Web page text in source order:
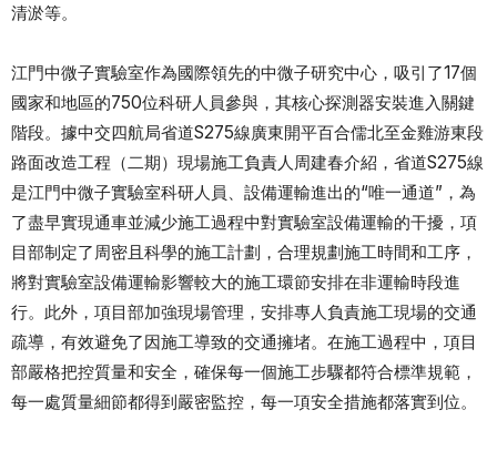
清淤等。
江門中微子實驗室作為國際領先的中微子研究中心，吸引了17個
國家和地區的750位科研人員參與，其核心探測器安裝進入關鍵
階段。據中交四航局省道S275線廣東開平百合儒北至金雞游東段
路面改造工程（二期）現場施工負責人周建春介紹，省道S275線
是江門中微子實驗室科研人員、設備運輸進出的“唯一通道”，為
了盡早實現通車並減少施工過程中對實驗室設備運輸的干擾，項
目部制定了周密且科學的施工計劃，合理規劃施工時間和工序，
將對實驗室設備運輸影響較大的施工環節安排在非運輸時段進
行。此外，項目部加強現場管理，安排專人負責施工現場的交通
疏導，有效避免了因施工導致的交通擁堵。在施工過程中，項目
部嚴格把控質量和安全，確保每一個施工步驟都符合標準規範，
每一處質量細節都得到嚴密監控，每一項安全措施都落實到位。